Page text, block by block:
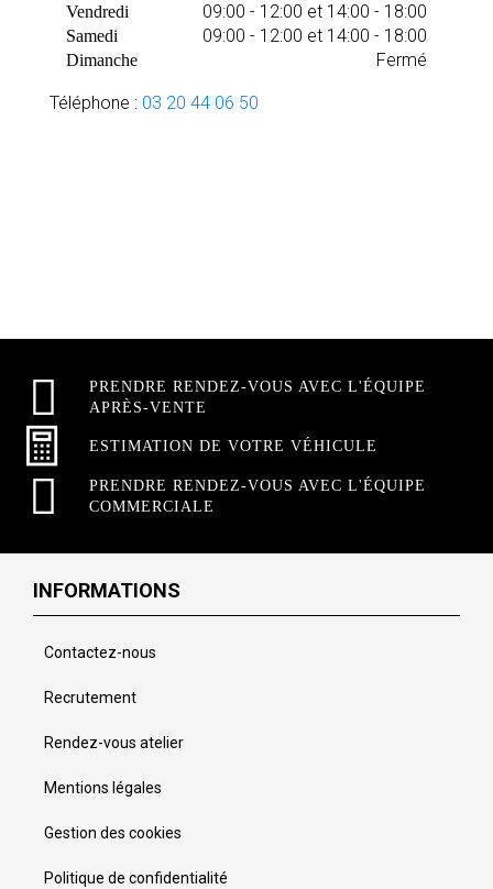
Vendredi 09:00 - 12:00 et 14:00 - 18:00
Samedi 09:00 - 12:00 et 14:00 - 18:00
Dimanche Fermé
Téléphone : 03 20 44 06 50
PRENDRE RENDEZ-VOUS AVEC L'ÉQUIPE
APRÈS-VENTE
ESTIMATION DE VOTRE VÉHICULE
PRENDRE RENDEZ-VOUS AVEC L'ÉQUIPE
COMMERCIALE
INFORMATIONS
Contactez-nous
Recrutement
Rendez-vous atelier
Mentions légales
Gestion des cookies
Politique de confidentialité